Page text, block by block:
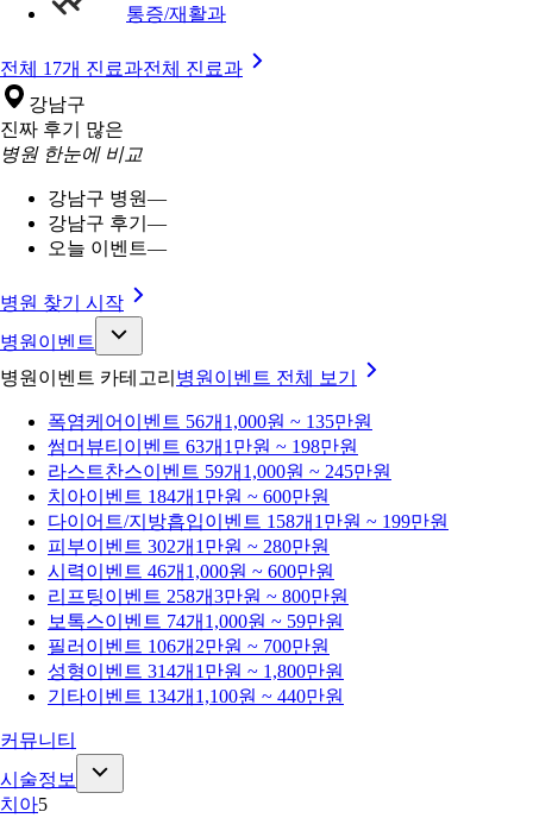
통증/재활과
전체 17개 진료과전체 진료과
강남구
진짜 후기 많은
병원 한눈에 비교
강남구 병원—
강남구 후기 —
오늘 이벤트—
병원 찾기 시작
병원이벤트
병원이벤트 카테고리 병원이벤트 전체 보기
폭염케어 이벤트 56개 1,000원 ~ 135만원
썸머뷰티 이벤트 63개 1만원 ~ 198만원
라스트찬스이벤트 59개 1,000원 ~ 245만원
치아이벤트 184개 1만원 ~ 600만원
다이어트/지방흡입이벤트 158개 1만원 ~ 199만원
피부이벤트 302개 1만원 ~ 280만원
시력이벤트 46개 1,000원 ~ 600만원
리프팅이벤트 258개3만원 ~ 800만원
보톡스이벤트 74개 1,000원 ~ 59만원
필러 이벤트 106개 2만원 ~ 700만원
성형이벤트 314개 1만원 ~ 1,800만원
기타이벤트 134개 1,100원 ~ 440만원
커뮤니티
시술정보
치아5